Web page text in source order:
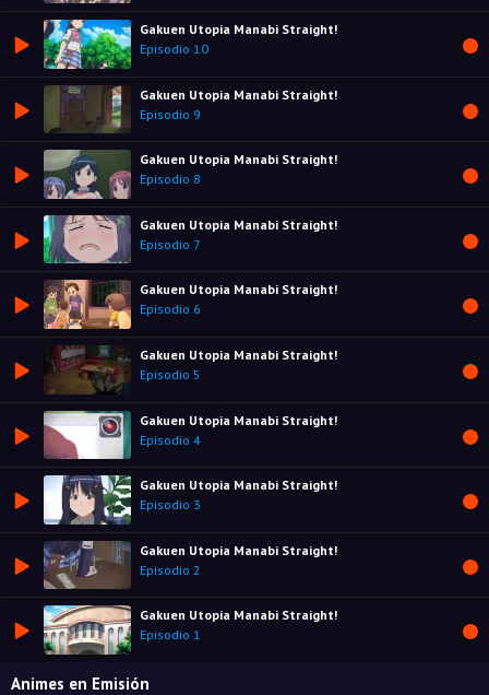
Gakuen Utopia Manabi Straight!
Episodio 10
Gakuen Utopia Manabi Straight!
Episodio 9
Gakuen Utopia Manabi Straight!
Episodio 8
Gakuen Utopia Manabi Straight!
Episodio 7
Gakuen Utopia Manabi Straight!
Episodio 6
Gakuen Utopia Manabi Straight!
Episodio 5
Gakuen Utopia Manabi Straight!
Episodio 4
Gakuen Utopia Manabi Straight!
Episodio 3
Gakuen Utopia Manabi Straight!
Episodio 2
Gakuen Utopia Manabi Straight!
Episodio 1
Animes en Emisión